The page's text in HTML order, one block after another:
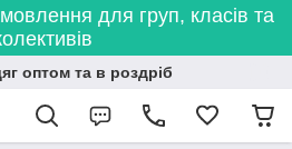
для груп, класів та
оптом та в роздріб